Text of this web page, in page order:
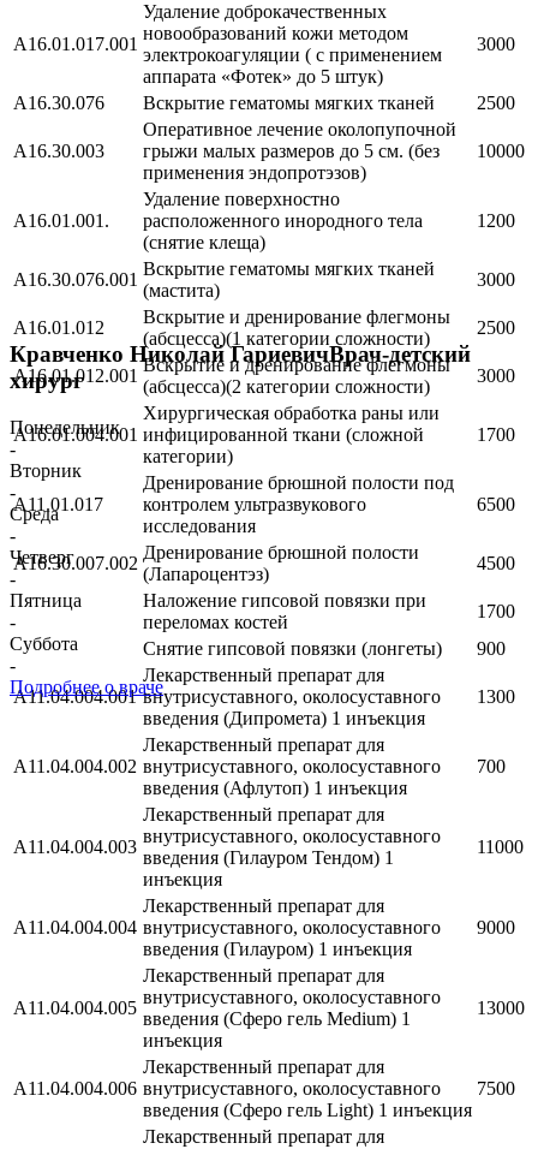
A16.01.017.001
Удаление доброкачественных
новообразований кожи методом
электрокоагуляции ( с применением
аппарата «Фотек» до 5 штук)
3000
A16.30.076 Вскрытие гематомы мягких тканей 2500
A16.30.003
Оперативное лечение околопупочной
грыжи малых размеров до 5 см. (без
применения эндопротэзов)
10000
A16.01.001.
Удаление поверхностно
расположенного инородного тела
(снятие клеща)
1200
А16.30.076.001
Вскрытие гематомы мягких тканей
(мастита)
3000
A16.01.012
Вскрытие и дренирование флегмоны
(абсцесса)(1 категории сложности)
2500
А16.01.012.001
Вскрытие и дренирование флегмоны
(абсцесса)(2 категории сложности)
3000
А16.01.004.001
Хирургическая обработка раны или
инфицированной ткани (сложной
категории)
1700
A11.01.017
Дренирование брюшной полости под
контролем ультразвукового
исследования
6500
A16.30.007.002
Дренирование брюшной полости
(Лапароцентэз)
4500
Наложение гипсовой повязки при
переломах костей
1700
Снятие гипсовой повязки (лонгеты)
900
А11.04.004.001
Лекарственный препарат для
внутрисуставного, околосуставного
введения (Дипромета) 1 инъекция
1300
А11.04.004.002
Лекарственный препарат для
внутрисуставного, околосуставного
введения (Афлутоп) 1 инъекция
700
А11.04.004.003
Лекарственный препарат для
внутрисуставного, околосуставного
введения (Гилауром Тендом) 1
инъекция
11000
А11.04.004.004
Лекарственный препарат для
внутрисуставного, околосуставного
введения (Гилауром) 1 инъекция
9000
А11.04.004.005
Лекарственный препарат для
внутрисуставного, околосуставного
введения (Сферо гель Medium) 1
инъекция
13000
А11.04.004.006
Лекарственный препарат для
внутрисуставного, околосуставного
введения (Сферо гель Light) 1 инъекция
7500
Лекарственный препарат для
Кравченко Николай ГариевичВрач-детский
хирург
Понедельник
-
Вторник
-
Среда
-
Четверг
-
Пятница
-
Суббота
-
Подробнее о враче